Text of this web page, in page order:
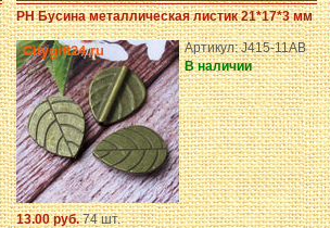
PH Бусина металлическая листик 21*17*3 мм
Артикул: J415-11AB
В наличии
13.00 руб.74 шт.